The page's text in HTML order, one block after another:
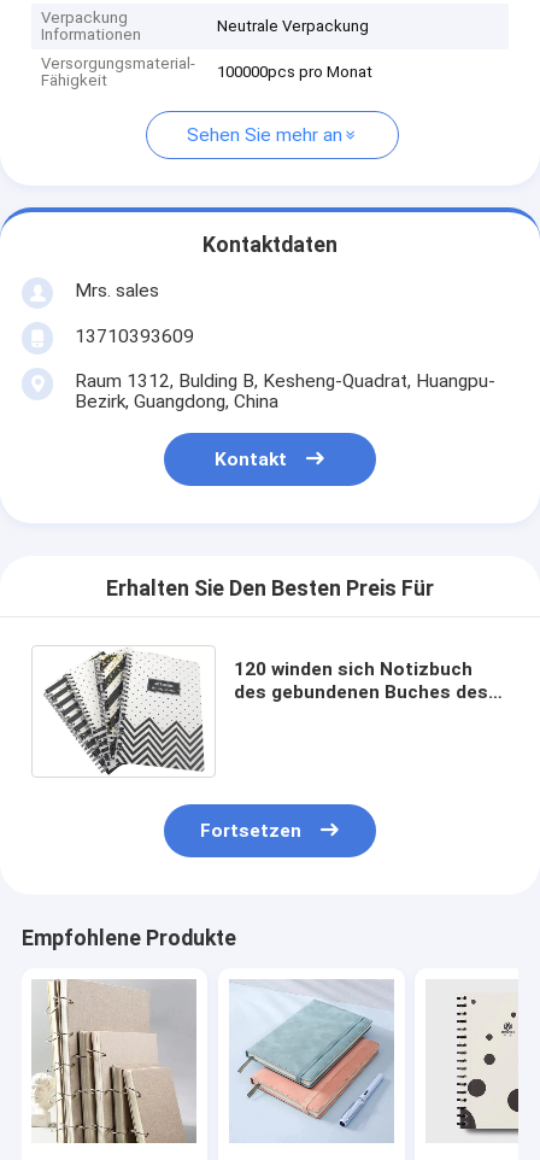
Verpackung
Informationen
Neutrale Verpackung
Versorgungsmaterial-
Fähigkeit
100000pcs pro Monat
Sehen Sie mehr an
Kontaktdaten
Mrs. sales
13710393609
Raum 1312, Bulding B, Kesheng-Quadrat, Huangpu-
Bezirk, Guangdong, China
Kontakt
Erhalten Sie Den Besten Preis Für
120 winden sich Notizbuch
des gebundenen Buches des
Fortsetzen
Empfohlene Produkte